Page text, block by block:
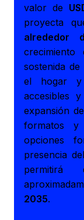
valor de
proyecta
alrededor
sostenida
el hogar y
accesibles
expansión
formatos
opciones
presencia
2035.